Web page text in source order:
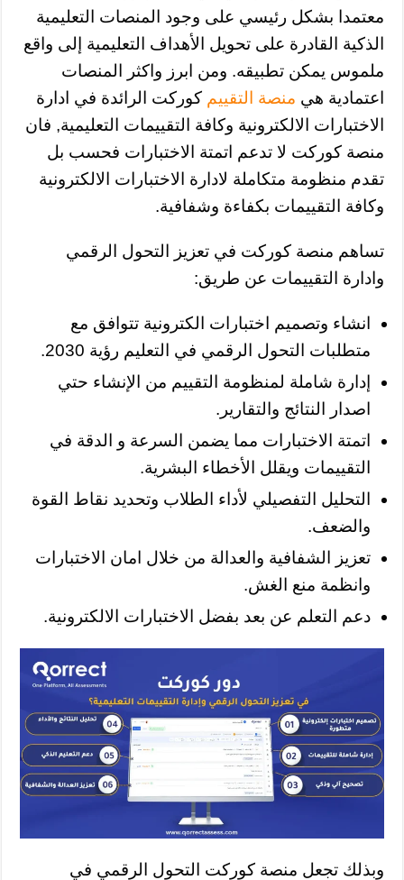
معتمدا بشكل رئيسي على وجود المنصات التعليمية
الذكية القادرة على تحويل الأهداف التعليمية إلى واقع
ملموس يمكن تطبيقه. ومن ابرز واكثر المنصات
اعتمادية هي منصة التقييم كوركت الرائدة في ادارة
الاختبارات الالكترونية وكافة التقييمات التعليمية, فان
منصة كوركت لا تدعم اتمتة الاختبارات فحسب بل
تقدم منظومة متكاملة لادارة الاختبارات الالكترونية
وكافة التقييمات بكفاءة وشفافية.
تساهم منصة كوركت في تعزيز التحول الرقمي
وادارة التقييمات عن طريق:
انشاء وتصميم اختبارات الكترونية تتوافق مع
متطلبات التحول الرقمي في التعليم رؤية 2030.
إدارة شاملة لمنظومة التقييم من الإنشاء حتي
اصدار النتائج والتقارير.
اتمتة الاختبارات مما يضمن السرعة و الدقة في
التقييمات ويقلل الأخطاء البشرية.
التحليل التفصيلي لأداء الطلاب وتحديد نقاط القوة
والضعف.
تعزيز الشفافية والعدالة من خلال امان الاختبارات
وانظمة منع الغش.
دعم التعلم عن بعد بفضل الاختبارات الالكترونية.
وبذلك تجعل منصة كوركت التحول الرقمي في